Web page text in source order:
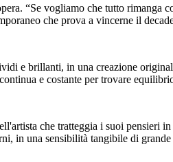
“Se vogliamo che tutto rimanga
che prova a vincerne il
e brillanti, in una creazione
e costante per trovare
che tratteggia i suoi
in una sensibilità tangibile di